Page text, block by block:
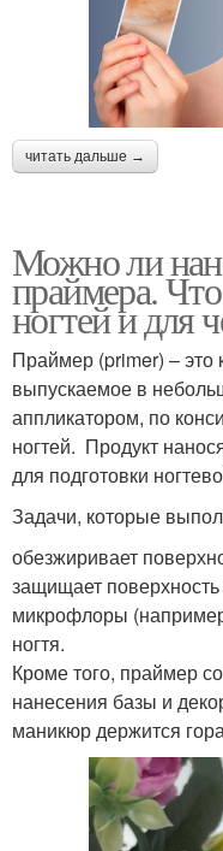
читать дальше →
Можно ли
праймера.
ногтей и для
Праймер (primer) – это
выпускаемое в
аппликатором, по
ногтей. Продукт
для подготовки
Задачи, которые
обезжиривает
защищает
микрофлоры
ногтя.
Кроме того, праймер
нанесения базы и
маникюр держится